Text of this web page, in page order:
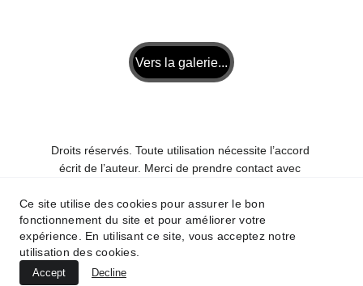
Vers la galerie...
Droits réservés. Toute utilisation nécessite l’accord
écrit de l’auteur. Merci de prendre contact avec
© 2025 - www.florentdalas.com
Powered by
Ce site utilise des cookies pour assurer le bon
fonctionnement du site et pour améliorer votre
expérience. En utilisant ce site, vous acceptez notre
utilisation des cookies.
Accept Decline